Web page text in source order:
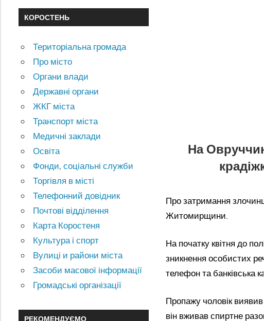
На
Про затримання
Житомирщини.
На початку квітня до
зникнення особистих
телефон та банківська
Пропажу чоловік
він вживав спиртне
КОРОСТЕНЬ
Територіальна громада
Про місто
Органи влади
Державні органи
ЖКГ міста
Транспорт міста
Медичні заклади
Освіта
Фонди, соціальні служби
Торгівля в місті
Телефонний довідник
Почтові відділення
Карта Коростеня
Культура і спорт
Вулиці и райони міста
Засоби масової інформації
Громадські організації
РЕКОМЕНДУЄМО